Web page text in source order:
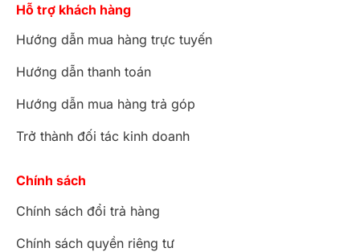
Hỗ trợ khách hàng
Hướng dẫn mua hàng trực tuyến
Hướng dẫn thanh toán
Hướng dẫn mua hàng trả góp
Trở thành đối tác kinh doanh
Chính sách
Chính sách đổi trả hàng
Chính sách quyền riêng tư